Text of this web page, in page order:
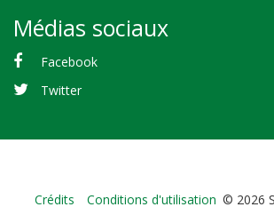
Médias sociaux
Facebook
Twitter
Crédits Conditions d'utilisation © 2026